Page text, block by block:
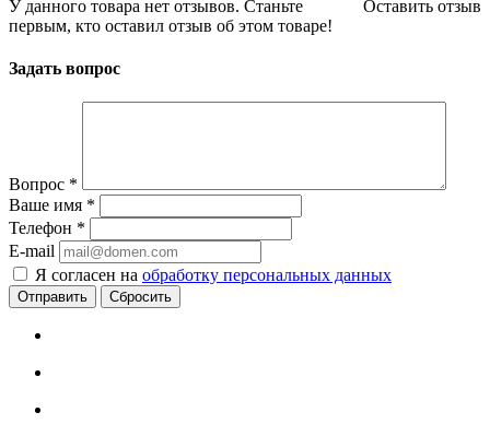
Оставить отзыв
У данного товара нет отзывов. Станьте
первым, кто оставил отзыв об этом товаре!
Задать вопрос
Вопрос *
Ваше имя *
Телефон *
E-mail
Я согласен на обработку персональных данных
Сбросить